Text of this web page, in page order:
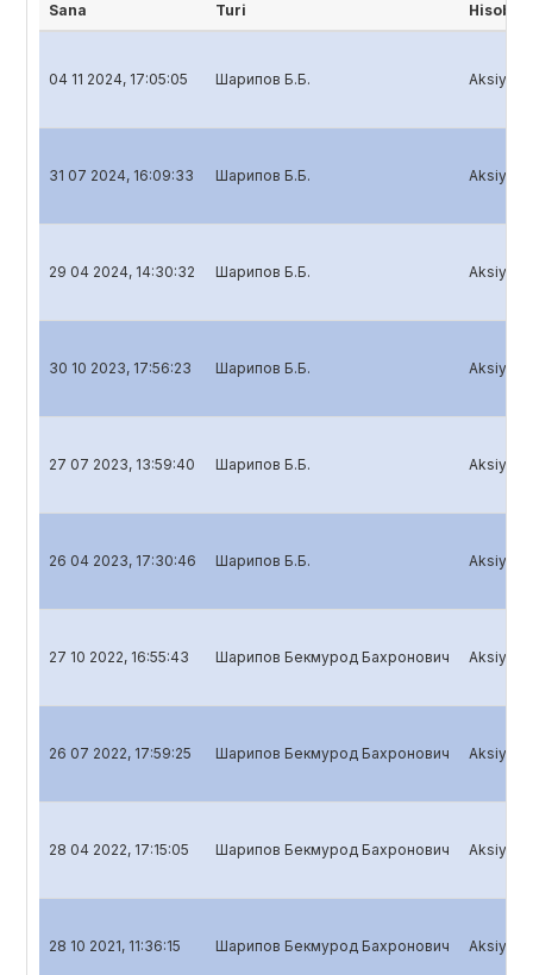
Sana Turi Hisobot
04 11 2024, 17:05:05 Шарипов Б.Б.
31 07 2024, 16:09:33 Шарипов Б.Б.
29 04 2024, 14:30:32 Шарипов Б.Б.
30 10 2023, 17:56:23 Шарипов Б.Б.
27 07 2023, 13:59:40 Шарипов Б.Б.
26 04 2023, 17:30:46 Шарипов Б.Б.
27 10 2022, 16:55:43 Шарипов Бекмурод Бахронович
26 07 2022, 17:59:25 Шарипов Бекмурод Бахронович
28 04 2022, 17:15:05 Шарипов Бекмурод Бахронович
28 10 2021, 11:36:15 Шарипов Бекмурод Бахронович